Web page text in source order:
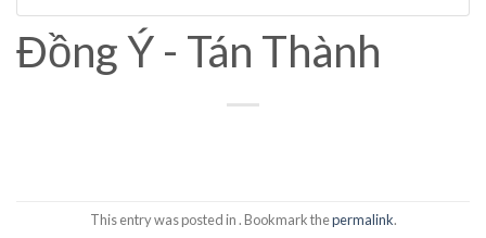
Đồng Ý - Tán Thành
This entry was posted in . Bookmark thepermalink.